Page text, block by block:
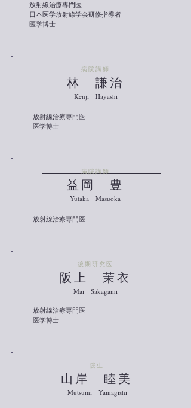
放射線治療専門医
日本医学放射線学会研修指導者
医学博士
​病院講師
​林 謙治
​Kenji Hayashi
放射線治療専門医
医学博士
​病院講師
​益岡 豊
​Yutaka Masuoka
放射線治療専門医
​後期研究医
阪上 茉衣
​Mai Sakagami
放射線治療専門医
医学博士
​院生
​山岸 睦美
​Mutsumi Yamagishi